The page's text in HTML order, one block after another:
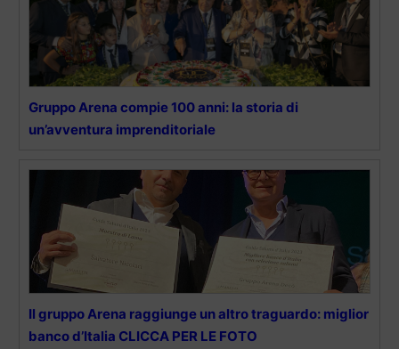
Gruppo Arena compie 100 anni: la storia di
un’avventura imprenditoriale
Il gruppo Arena raggiunge un altro traguardo: miglior
banco d’Italia CLICCA PER LE FOTO